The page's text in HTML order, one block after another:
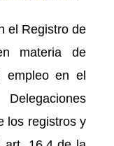
el Registro de
materia de
empleo en el
los registros y